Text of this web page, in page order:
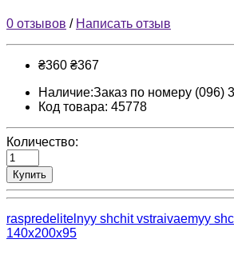
0 отзывов / Написать отзыв
₴360 ₴367
Наличие:Заказ по номеру (096)
Код товара: 45778
Количество:
Купить
raspredelitelnyy shchit vstraivaemyy
140x200x95